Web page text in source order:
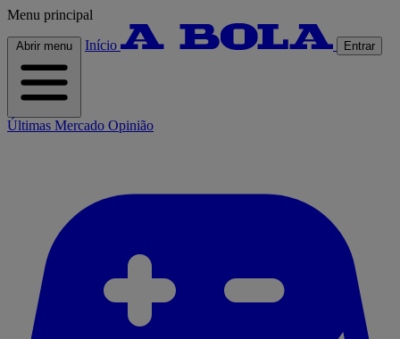
Menu principal
Abrir menu Início Entrar
Últimas Mercado Opinião